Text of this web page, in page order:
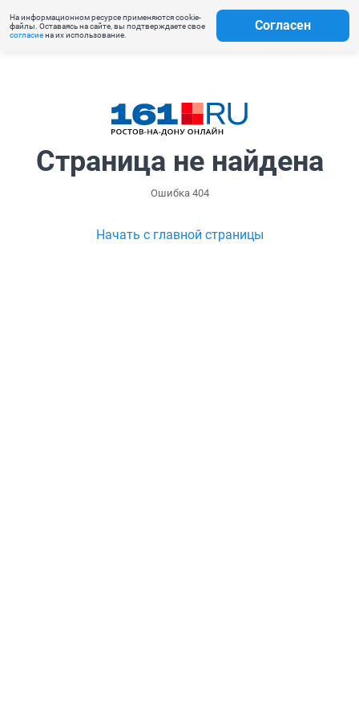
На информационном ресурсе применяются cookie-
файлы. Оставаясь на сайте, вы подтверждаете свое
согласиена их использование.
Согласен
Страница не найдена
Ошибка 404
Начать с главной страницы